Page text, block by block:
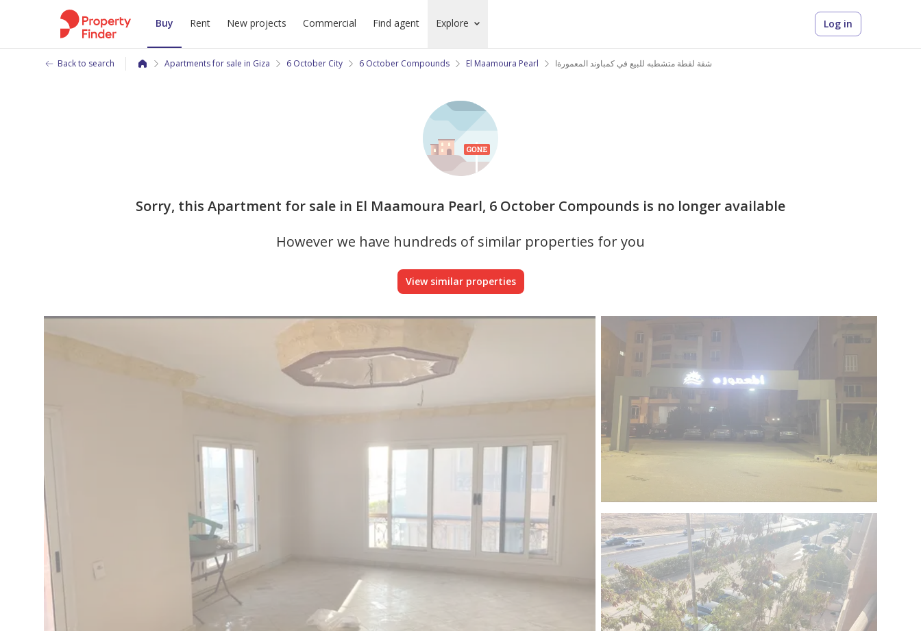
Buy Rent New projects Commercial Find agent Explore Log in
Back to search Apartments for sale in Giza 6 October City 6 October Compounds El Maamoura Pearl شقة لقطة متشطبه للبيع في كمباوند المعمورةا
Sorry, this Apartment for sale in El Maamoura Pearl, 6 October Compounds is no longer available
However we have hundreds of similar properties for you
View similar properties